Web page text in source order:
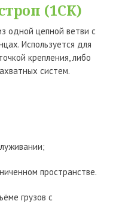
(1СК)
одной цепной ветви с
Используется для
крепления, либо
систем.
пространстве.
грузов с